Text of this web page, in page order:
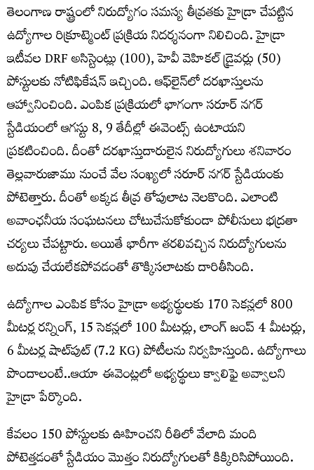
తెలంగాణ రాష్ట్రంలో నిరుద్యోగం సమస్య తీవ్రతకు హైడ్రా చేపట్టిన
ఉద్యోగాల రిక్రూట్మెంట్ ప్రక్రియ నిదర్శనంగా నిలిచింది. హైడ్రా
ఇటీవల DRF అసిస్టెంట్లు (100), హెవీ వెహికల్ డ్రైవర్లు (50)
పోస్టులకు నోటిఫికేషన్ ఇచ్చింది. ఆఫ్‌లైన్‌లో దరఖాస్తులను
ఆహ్వానించింది. ఎంపిక ప్రక్రియలో భాగంగా సరూర్ నగర్
స్టేడియంలో ఆగస్టు 8, 9 తేదీల్లో ఈవెంట్స్ ఉంటాయని
ప్రకటించింది. దీంతో దరఖాస్తుదారులైన నిరుద్యోగులు శనివారం
తెల్లవారుజాము నుంచే వేల సంఖ్యలో సరూర్ నగర్ స్టేడియంకు
పోటెత్తారు. దీంతో అక్కడ తీవ్ర తోపులాట నెలకొంది. ఎలాంటి
అవాంఛనీయ సంఘటనలు చోటుచేసుకోకుండా పోలీసులు భద్రతా
చర్యలు చేపట్టారు. అయితే భారీగా తరలివచ్చిన నిరుద్యోగులను
అదుపు చేయలేకపోవడంతో తొక్కిసలాటకు దారితీసింది.
ఉద్యోగాల ఎంపిక కోసం హైడ్రా అభ్యర్థులకు 170 సెకన్లలో 800
మీటర్ల రన్నింగ్, 15 సెకన్లలో 100 మీటర్లు, లాంగ్ జంప్ 4 మీటర్లు,
6 మీటర్ల షాట్‌పుట్ (7.2 KG) పోటీలను నిర్వహిస్తుంది. ఉద్యోగాలు
పొందాలంటే..ఆయా ఈవెంట్లలో అభ్యర్థులు క్వాలిఫై అవ్వాలని
హైడ్రా పేర్కొంది.
కేవలం 150 పోస్టులకు ఊహించని రీతిలో వేలాది మంది
పోటెత్తడంతో స్టేడియం మొత్తం నిరుద్యోగులతో కిక్కిరిసిపోయింది.